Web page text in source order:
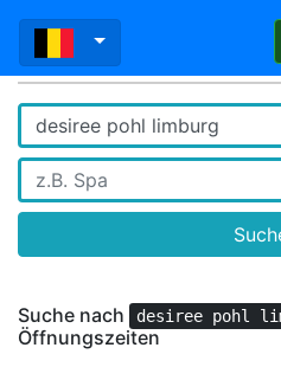
Suche nach desiree pohl
Öffnungszeiten